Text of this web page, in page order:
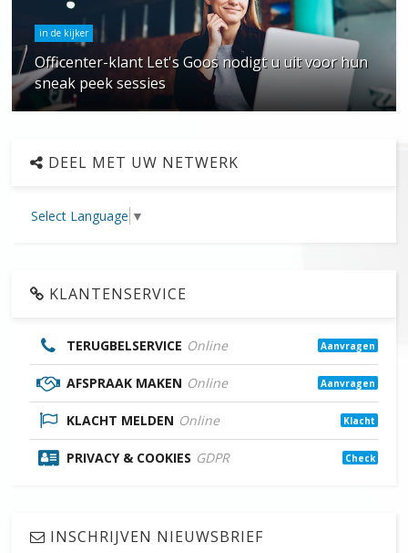
in de kijker
Officenter-klant Let's Goos nodigt u uit voor hun
sneak peek sessies
DEEL MET UW NETWERK
Select Language ▼
KLANTENSERVICE
TERUGBELSERVICE Online Aanvragen
AFSPRAAK MAKEN Online Aanvragen
KLACHT MELDEN Online Klacht
PRIVACY & COOKIES GDPR Check
INSCHRIJVEN NIEUWSBRIEF